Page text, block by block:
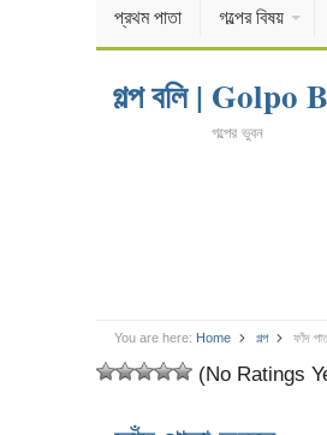
প্রথম পাতা গল্পের বিষয়
গল্প বলি | Golpo
গল্পের ভুবন
You are here: Home গল্প ফাঁদ
(No Ratings